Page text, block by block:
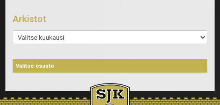
Arkistot
Arkistot